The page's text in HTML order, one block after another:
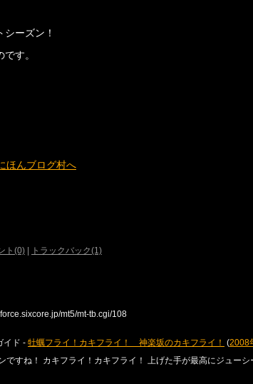
ーズン！
す。
ト(0) トラックバック(1)
mt5/mt-tb.cgi/108
イド - 牡蠣フライ！カキフライ！ 神楽坂のカキフライ！ (2008
ですね！ カキフライ！カキフライ！ 上げた手が最高にジュー